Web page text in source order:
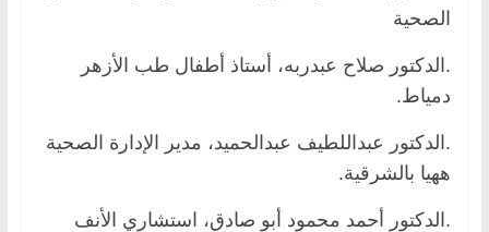
الصحية
.الدكتور صلاح عبدربه، أستاذ أطفال طب الأزهر
دمياط.
.الدكتور عبداللطيف عبدالحميد، مدير الإدارة الصحية
ههيا بالشرقية.
.الدكتور أحمد محمود أبو صادق، استشاري الأنف